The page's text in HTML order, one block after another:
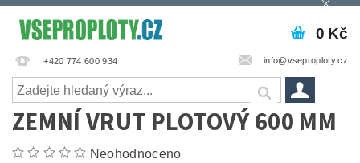
+420 774 600 934 info@vseproploty.cz
0 Kč
ZEMNÍ VRUT PLOTOVÝ 600 MM
Neohodnoceno